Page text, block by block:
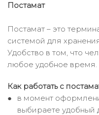
Постамат
Постамат – это
системой для
Удобство в том, что
любое удобное время.
Как работать с
в момент
выбираете удобный